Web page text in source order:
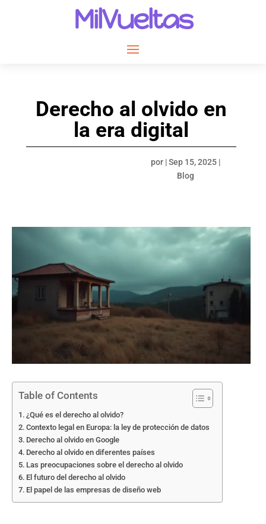
MilVueltas
Derecho al olvido en
la era digital
por |Sep 15, 2025 |
Blog
Table of Contents
¿Qué es el derecho al olvido?
Contexto legal en Europa: la ley de protección de datos
Derecho al olvido en Google
Derecho al olvido en diferentes países
Las preocupaciones sobre el derecho al olvido
El futuro del derecho al olvido
El papel de las empresas de diseño web